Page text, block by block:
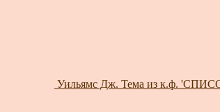
Уильямс Дж. Тема из к.ф.